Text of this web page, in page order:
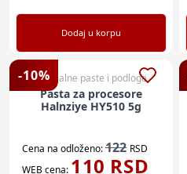
Dodaj u korpu
-10%
Termalne paste i podloge
Pasta za procesore
Halnziye HY510 5g
Cena na odloženo:122 RSD
WEB cena: 110 RSD